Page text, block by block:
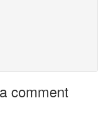
comment